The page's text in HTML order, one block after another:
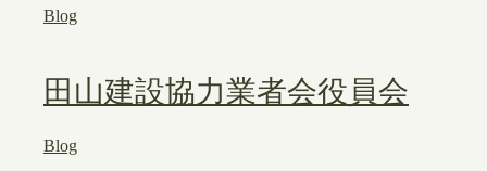
Blog
田山建設協力業者会役員会
Blog